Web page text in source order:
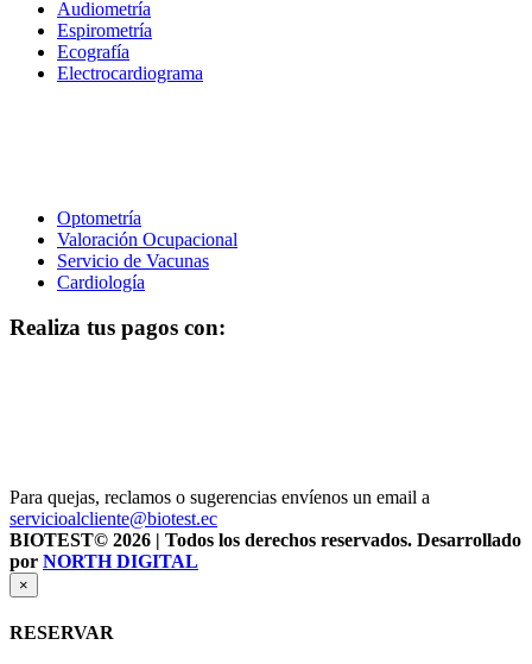
Audiometría
Espirometría
Ecografía
Electrocardiograma
Optometría
Valoración Ocupacional
Servicio de Vacunas
Cardiología
Realiza tus pagos con:
Para quejas, reclamos o sugerencias envíenos un email a
servicioalcliente@biotest.ec
BIOTEST© 2026 | Todos los derechos reservados. Desarrollado
por NORTH DIGITAL
×
RESERVAR